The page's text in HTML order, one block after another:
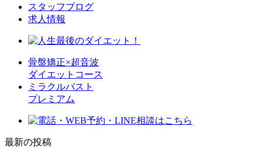
スタッフブログ
求人情報
骨盤矯正×超音波
ダイエットコース
ミラクルバスト
プレミアム
最新の投稿